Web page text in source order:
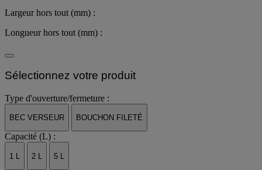
Largeur hors tout (mm) :
Longueur hors tout (mm) :
Sélectionnez votre produit
Type d'ouverture/fermeture :
BEC VERSEUR BOUCHON FILETÉ
Capacité (L) :
1 L 2 L 5 L